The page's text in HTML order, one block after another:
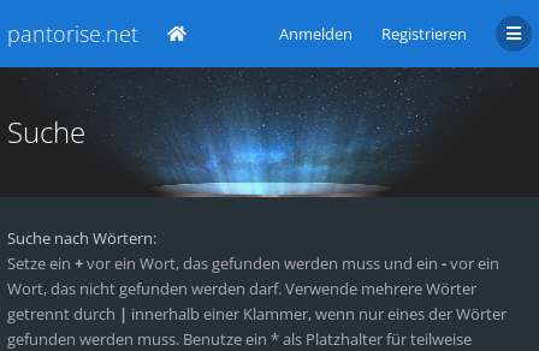
pantorise.net Anmelden Registrieren
Suche
Suche nach Wörtern:
Setze ein +vor ein Wort, das gefunden werden muss und ein -vor ein
Wort, das nicht gefunden werden darf. Verwende mehrere Wörter
getrennt durch | innerhalb einer Klammer, wenn nur eines der Wörter
gefunden werden muss. Benutze ein * als Platzhalter für teilweise